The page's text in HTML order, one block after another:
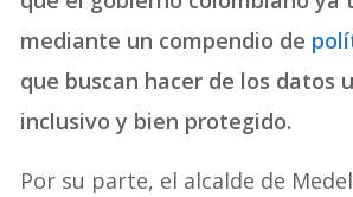
mediante un compendio de
que buscan hacer de los datos
inclusivo y bien protegido.
Por su parte, el alcalde de